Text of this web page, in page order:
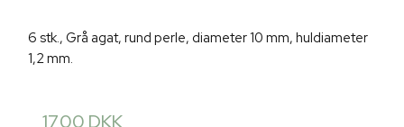
6 stk., Grå agat, rund perle, diameter 10 mm, huldiameter
1,2 mm.
17,00 DKK